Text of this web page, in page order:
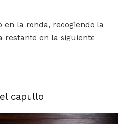
en la ronda, recogiendo la
restante en la siguiente
capullo